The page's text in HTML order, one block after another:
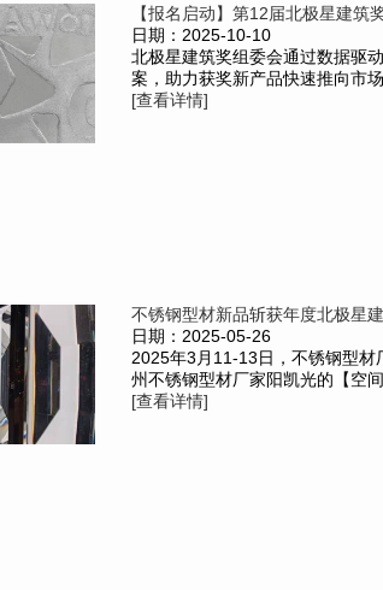
【报名启动】第12届北极星建筑
日期：2025-10-10
北极星建筑奖组委会通过数据驱
案，助力获奖新产品快速推向市场
[查看详情]
不锈钢型材新品斩获年度北极星
日期：2025-05-26
2025年3月11-13日，不锈钢型材
州不锈钢型材厂家阳凯光的【空
[查看详情]